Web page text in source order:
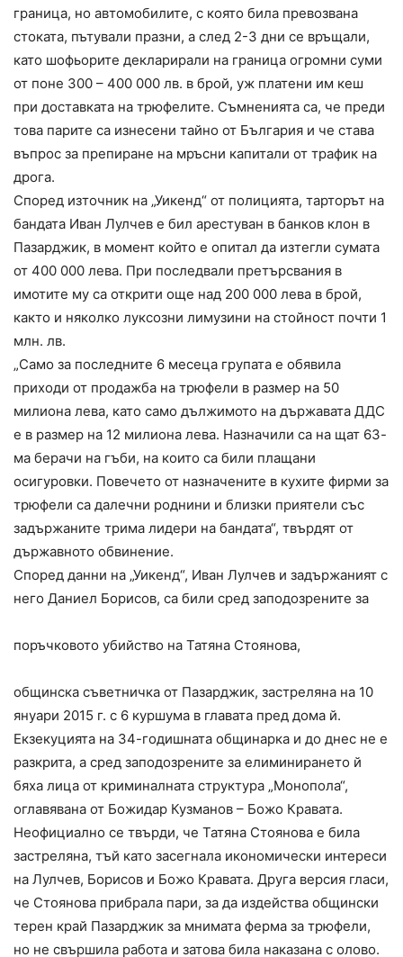
граница, но автомобилите, с която била превозвана
стоката, пътували празни, а след 2-3 дни се връщали,
като шофьорите декларирали на граница огромни суми
от поне 300 – 400 000 лв. в брой, уж платени им кеш
при доставката на трюфелите. Съмненията са, че преди
това парите са изнесени тайно от България и че става
въпрос за препиране на мръсни капитали от трафик на
дрога.
Според източник на „Уикенд“ от полицията, тарторът на
бандата Иван Лулчев е бил арестуван в банков клон в
Пазарджик, в момент който е опитал да изтегли сумата
от 400 000 лева. При последвали претърсвания в
имотите му са открити още над 200 000 лева в брой,
както и няколко луксозни лимузини на стойност почти 1
млн. лв.
„Само за последните 6 месеца групата е обявила
приходи от продажба на трюфели в размер на 50
милиона лева, като само дължимото на държавата ДДС
е в размер на 12 милиона лева. Назначили са на щат 63-
ма берачи на гъби, на които са били плащани
осигуровки. Повечето от назначените в кухите фирми за
трюфели са далечни роднини и близки приятели със
задържаните трима лидери на бандата“, твърдят от
държавното обвинение.
Според данни на „Уикенд“, Иван Лулчев и задържаният с
него Даниел Борисов, са били сред заподозрените за
поръчковото убийство на Татяна Стоянова,
общинска съветничка от Пазарджик, застреляна на 10
януари 2015 г. с 6 куршума в главата пред дома й.
Екзекуцията на 34-годишната общинарка и до днес не е
разкрита, а сред заподозрените за елиминирането й
бяха лица от криминалната структура „Монопола“,
оглавявана от Божидар Кузманов – Божо Кравата.
Неофициално се твърди, че Татяна Стоянова е била
застреляна, тъй като засегнала икономически интереси
на Лулчев, Борисов и Божо Кравата. Друга версия гласи,
че Стоянова прибрала пари, за да издейства общински
терен край Пазарджик за мнимата ферма за трюфели,
но не свършила работа и затова била наказана с олово.